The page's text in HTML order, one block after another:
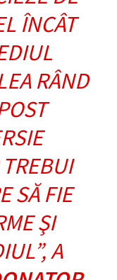
ÎNCÂT
RÂND
SĂ FIE
ŞI
A